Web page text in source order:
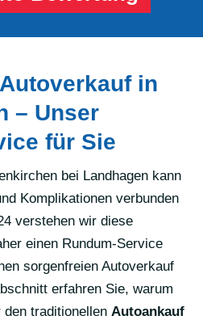
in
– Unser
für Sie
bei Landhagen kann
Komplikationen verbunden
verstehen wir diese
einen Rundum-Service
sorgenfreien Autoverkauf
erfahren Sie, warum
traditionellen Autoankauf